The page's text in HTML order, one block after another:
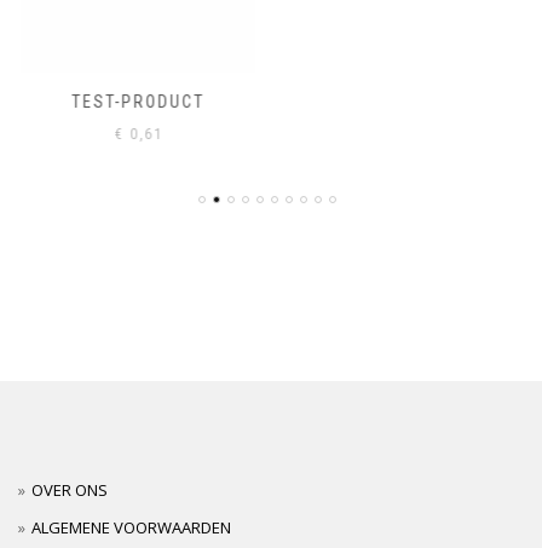
TEST-PRODUCT
€0,61
OVER ONS
ALGEMENE VOORWAARDEN